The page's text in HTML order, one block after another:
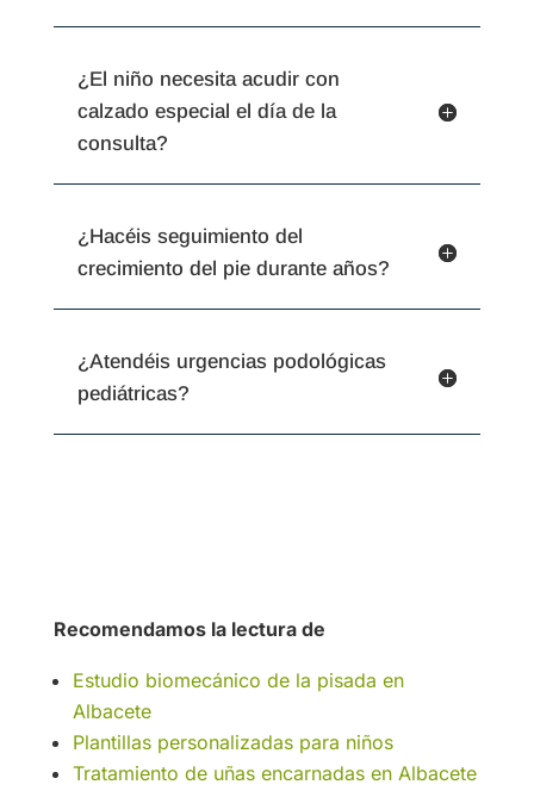
¿El niño necesita acudir con
calzado especial el día de la
consulta?
¿Hacéis seguimiento del
crecimiento del pie durante años?
¿Atendéis urgencias podológicas
pediátricas?
Recomendamos la lectura de
Estudio biomecánico de la pisada en
Albacete
Plantillas personalizadas para niños
Tratamiento de uñas encarnadas en Albacete